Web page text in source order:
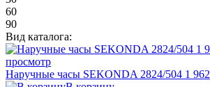
60
90
Вид каталога:
просмотр
Наручные часы SEKONDA 2824/504 1 962